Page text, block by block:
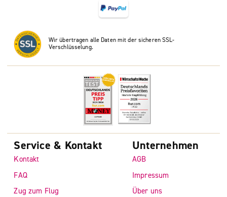
Wir übertragen alle Daten mit der sicheren SSL-
Verschlüsselung.
Service & Kontakt
Kontakt
FAQ
Zug zum Flug
Unternehmen
AGB
Impressum
Über uns